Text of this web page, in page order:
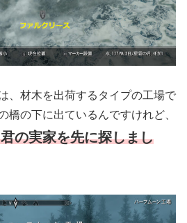
、材木を出荷するタイプの工場で
橋の下に出ているんですけれど、
の実家を先に探しまし